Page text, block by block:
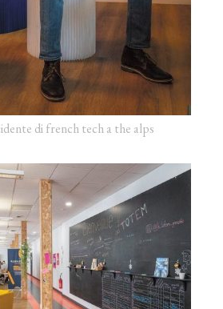
di french tech a the alps